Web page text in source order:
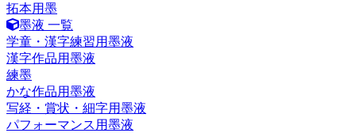
拓本用墨
墨液 一覧
学童・漢字練習用墨液
漢字作品用墨液
練墨
かな作品用墨液
写経・賞状・細字用墨液
パフォーマンス用墨液